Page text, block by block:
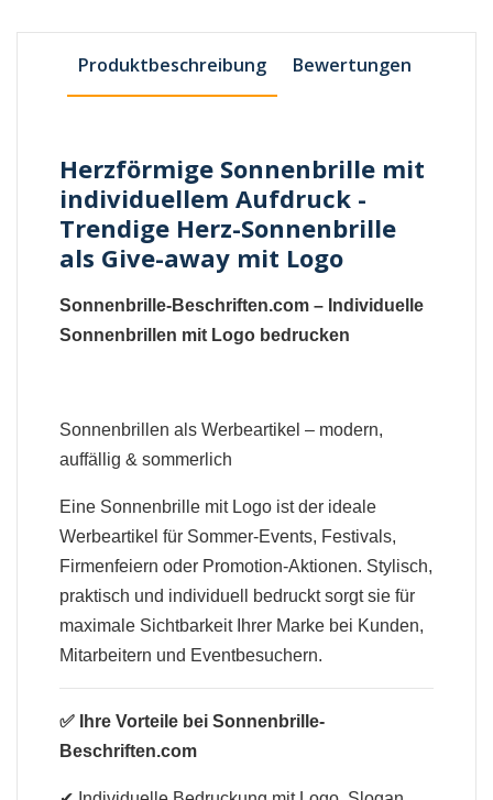
Produktbeschreibung Bewertungen
Herzförmige Sonnenbrille mit
individuellem Aufdruck -
Trendige Herz-Sonnenbrille
als Give-away mit Logo
Sonnenbrille-Beschriften.com – Individuelle
Sonnenbrillen mit Logo bedrucken
Sonnenbrillen als Werbeartikel – modern,
auffällig & sommerlich
Eine Sonnenbrille mit Logo ist der ideale
Werbeartikel für Sommer-Events, Festivals,
Firmenfeiern oder Promotion-Aktionen. Stylisch,
praktisch und individuell bedruckt sorgt sie für
maximale Sichtbarkeit Ihrer Marke bei Kunden,
Mitarbeitern und Eventbesuchern.
✅ Ihre Vorteile bei Sonnenbrille-
Beschriften.com